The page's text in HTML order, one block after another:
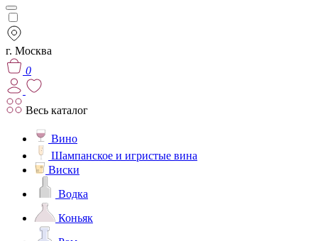
г. Москва
0
Весь каталог
Вино
Шампанское и игристые вина
Виски
Водка
Коньяк